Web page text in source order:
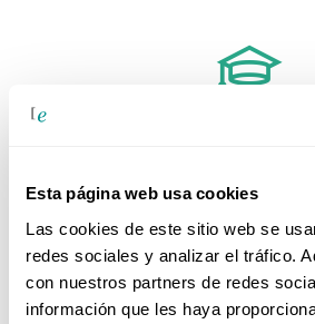
Esta página web usa cookies
Las cookies de este sitio web se
redes sociales y analizar el tráfico.
con nuestros partners de redes
información que les haya
Sector